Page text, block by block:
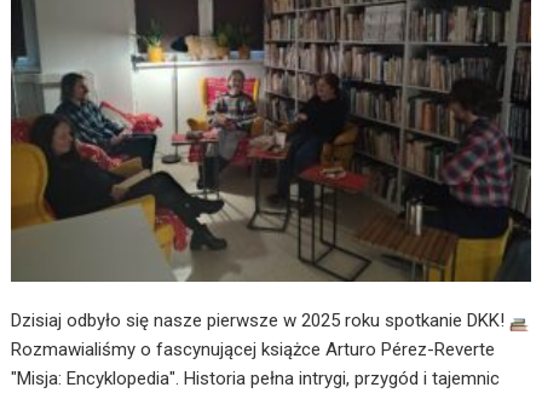
Dzisiaj odbyło się nasze pierwsze w 2025 roku spotkanie DKK!
Rozmawialiśmy o fascynującej książce Arturo Pérez-Reverte
"Misja: Encyklopedia". Historia pełna intrygi, przygód i tajemnic